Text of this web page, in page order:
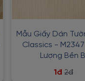
Mẫu Giấy Dán
Classics -
Lượng Bền
1đ 2đ